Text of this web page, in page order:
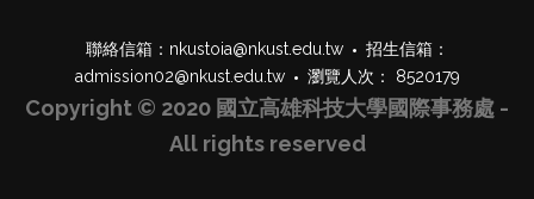
聯絡信箱： nkustoia@nkust.edu.tw
招生信箱：
admission02@nkust.edu.tw
瀏覽人次： 8520179
Copyright © 2020 國立高雄科技大學國際事務處 -
All rights reserved